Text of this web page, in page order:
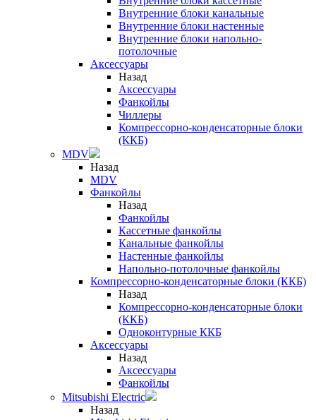
Внутренние блоки канальные
Внутренние блоки настенные
Внутренние блоки напольно-
потолочные
Аксессуары
Назад
Аксессуары
Фанкойлы
Чиллеры
Компрессорно-конденсаторные блоки
(ККБ)
MDV
Назад
MDV
Фанкойлы
Назад
Фанкойлы
Кассетные фанкойлы
Канальные фанкойлы
Настенные фанкойлы
Напольно-потолочные фанкойлы
Компрессорно-конденсаторные блоки (ККБ)
Назад
Компрессорно-конденсаторные блоки
(ККБ)
Одноконтурные ККБ
Аксессуары
Назад
Аксессуары
Фанкойлы
Mitsubishi Electric
Назад